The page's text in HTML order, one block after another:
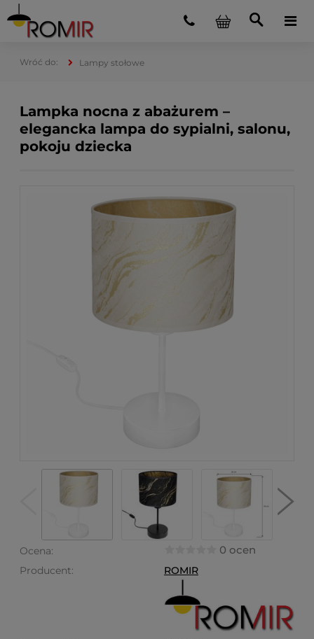
Lampy stołowe
Lampka nocna z abażurem –
elegancka lampa do sypialni, salonu,
pokoju dziecka
Ocena: 0 ocen
Producent: ROMIR